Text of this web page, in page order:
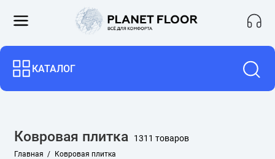
КАТАЛОГ
Ковровая плитка 1311 товаров
Главная Ковровая плитка
Ковровая плитка для офиса
Associated Weavers
Betap